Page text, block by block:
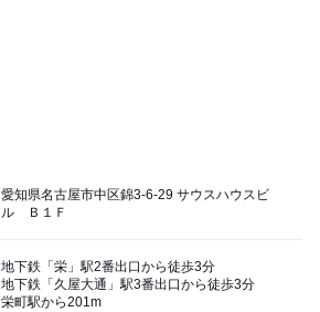
愛知県名古屋市中区錦3-6-29 サウスハウスビ
ル Ｂ１Ｆ
地下鉄「栄」駅2番出口から徒歩3分
地下鉄「久屋大通」駅3番出口から徒歩3分
栄町駅から201m